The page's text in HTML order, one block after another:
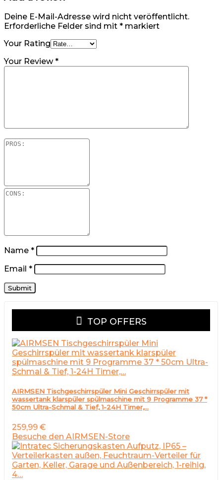
Deine E-Mail-Adresse wird nicht veröffentlicht.
Erforderliche Felder sind mit * markiert
Your Rating
Your Review*
Name *
Email *
TOP OFFERS
AIRMSEN Tischgeschirrspüler Mini Geschirrspüler mit
wassertank klarspüler spülmaschine mit 9 Programme 37 *
50cm Ultra-Schmal & Tief, 1-24H Timer,…
259,99 €
Besuche den AIRMSEN-Store